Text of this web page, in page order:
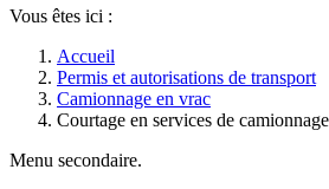
Vous êtes ici :
Accueil
Permis et autorisations de transport
Camionnage en vrac
Courtage en services de
Menu secondaire.